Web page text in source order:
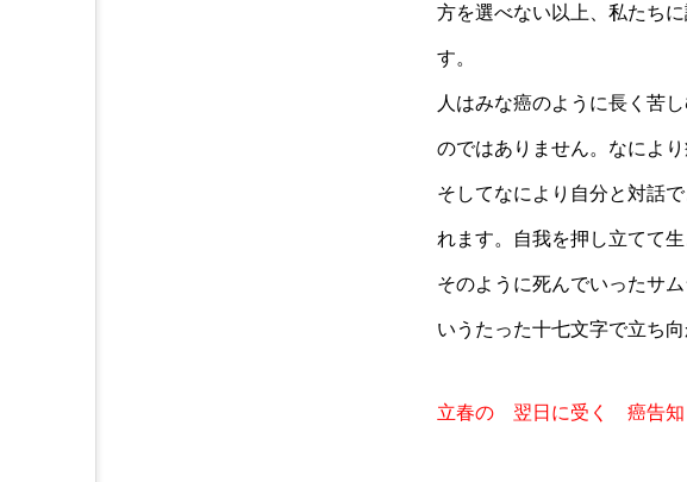
方を選べない以上、私たち
す。
人はみな癌のように長く苦
のではありません。なによ
そしてなにより自分と対話
れます。自我を押し立てて
そのように死んでいったサ
いうたった十七文字で立ち
立春の 翌日に受く 癌告知